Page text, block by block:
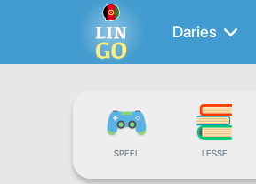
Daries
SPEEL LESSE